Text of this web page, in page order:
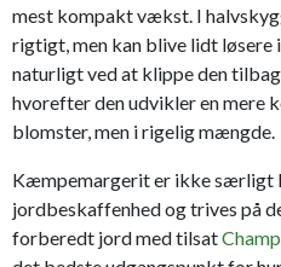
mest kompakt vækst. I
rigtigt, men kan blive lidt løsere
naturligt ved at klippe den
hvorefter den udvikler en mere
blomster, men i rigelig mængde.
Kæmpemargerit er ikke særligt
jordbeskaffenhed og trives på
forberedt jord med tilsat